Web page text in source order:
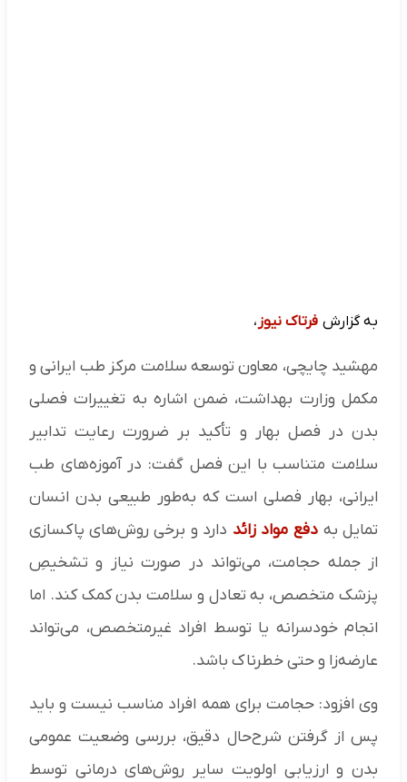
به گزارش فرتاک نیوز ،
مهشید چایچی، معاون توسعه سلامت مرکز طب ایرانی و
مکمل وزارت بهداشت، ضمن اشاره به تغییرات فصلی
بدن در فصل بهار و تأکید بر ضرورت رعایت تدابیر
سلامت متناسب با این فصل گفت: در آموزه‌های طب
ایرانی، بهار فصلی است که به‌طور طبیعی بدن انسان
تمایل به دفع مواد زائد دارد و برخی روش‌های پاکسازی
از جمله حجامت، می‌تواند در صورت نیاز و تشخیصِ
پزشک متخصص، به تعادل و سلامت بدن کمک کند. اما
انجام خودسرانه یا توسط افراد غیرمتخصص، می‌تواند
عارضه‌زا و حتی خطرناک باشد.
وی افزود: حجامت برای همه افراد مناسب نیست و باید
پس از گرفتن شرح‌حال دقیق، بررسی وضعیت عمومی
بدن و ارزیابی اولویت سایر روش‌های درمانی توسط